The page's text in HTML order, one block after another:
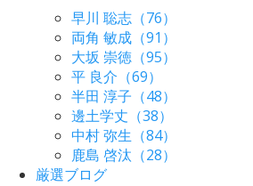
早川 聡志（76）
両角 敏成（91）
大坂 崇徳（95）
平 良介（69）
半田 淳子（48）
邊土学丈（38）
中村 弥生（84）
鹿島 啓汰（28）
厳選ブログ